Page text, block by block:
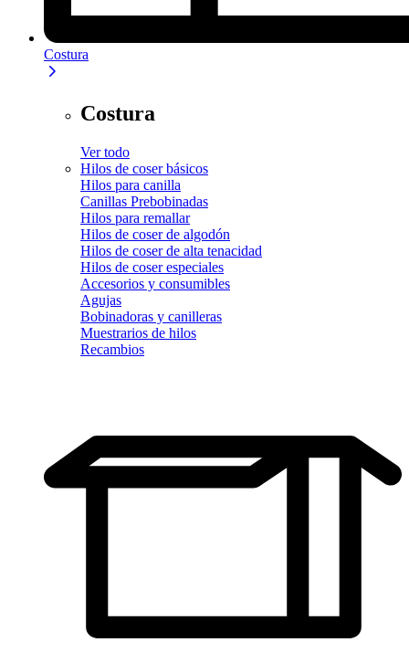
Costura
Costura
Ver todo
Hilos de coser básicos
Hilos para canilla
Canillas Prebobinadas
Hilos para remallar
Hilos de coser de algodón
Hilos de coser de alta tenacidad
Hilos de coser especiales
Accesorios y consumibles
Agujas
Bobinadoras y canilleras
Muestrarios de hilos
Recambios